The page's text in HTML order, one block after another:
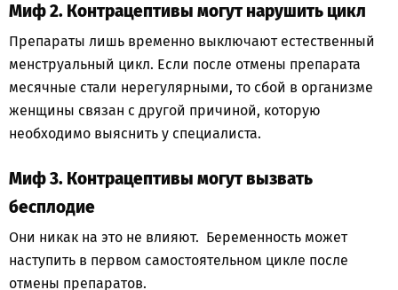
Миф 2. Контрацептивы могут нарушить цикл
Препараты лишь временно выключают естественный
менструальный цикл. Если после отмены препарата
месячные стали нерегулярными, то сбой в организме
женщины связан с другой причиной, которую
необходимо выяснить у специалиста.
Миф 3. Контрацептивы могут вызвать
бесплодие
Они никак на это не влияют. Беременность может
наступить в первом самостоятельном цикле после
отмены препаратов.